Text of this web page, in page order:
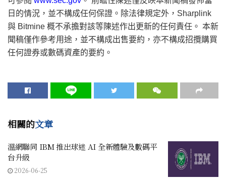
日的情況，並不構成任何保證。除法律規定外，Sharplink
與 Bitmine 概不承擔對該等陳述作出更新的任何責任。 本新
聞稿僅作參考用途，並不構成出售要約，亦不構成招攬購買
任何證券或數碼資產的要約。
相關的文章
溫網聯同 IBM 推出球迷 AI 全新體驗及數碼平
台升級
2026-06-25